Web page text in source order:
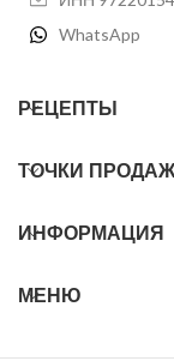
WhatsApp
РЕЦЕПТЫ
ТОЧКИ ПРОДАЖ
ИНФОРМАЦИЯ
МЕНЮ